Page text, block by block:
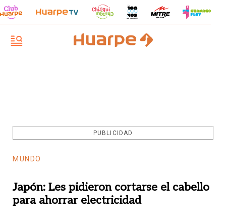
PUBLICIDAD
MUNDO
Japón: Les pidieron cortarse el cabello
para ahorrar electricidad